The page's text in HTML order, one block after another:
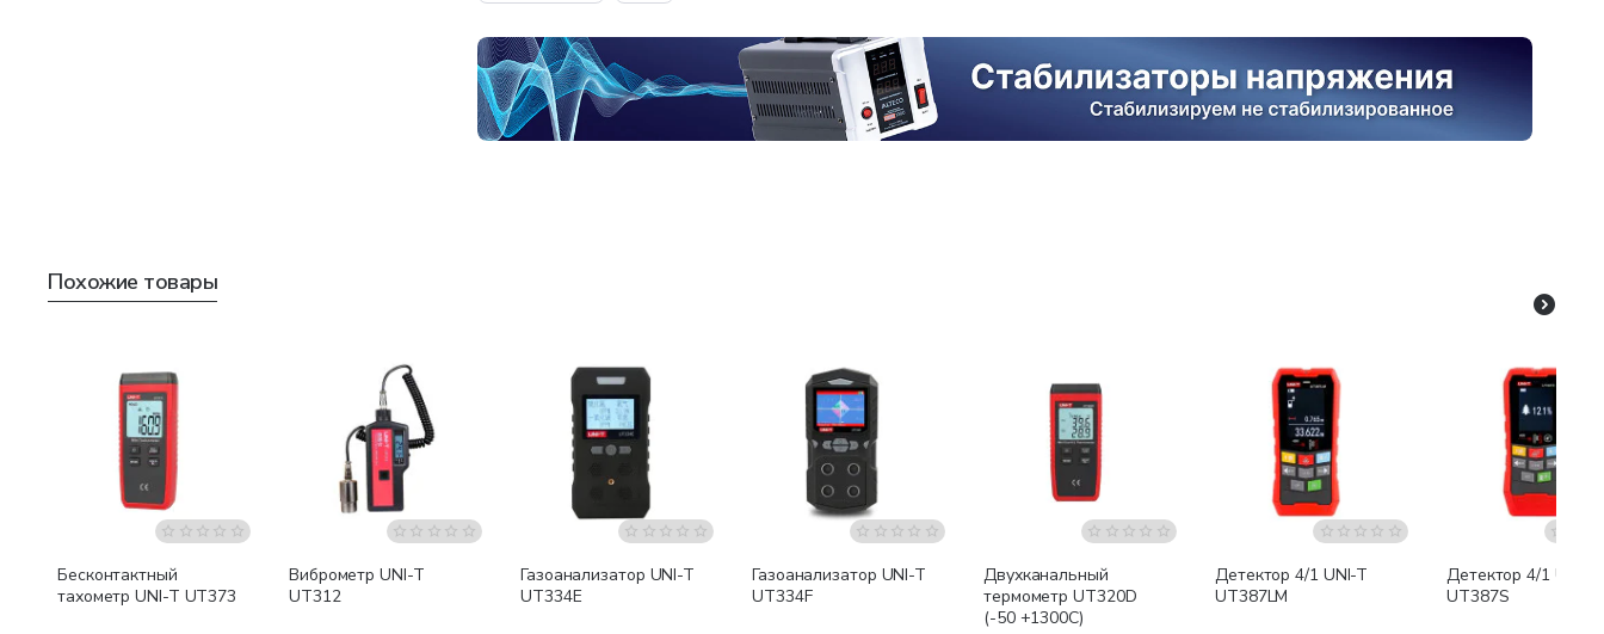
Похожие товары
Бесконтактный
тахометр UNI-T UT373
Бесплатная доставка
Виброметр UNI-T
UT312
Бесплатная доставка
Газоанализатор UNI-T
UT334E
Бесплатная доставка
Газоанализатор UNI-T
UT334F
Двухканальный
термометр UT320D
(-50 +1300C)
Бесплатная доставка
Детектор 4/1 UNI-T
UT387LM
Бесплатная доставка
Детектор 4/1 UNI-T
UT387S